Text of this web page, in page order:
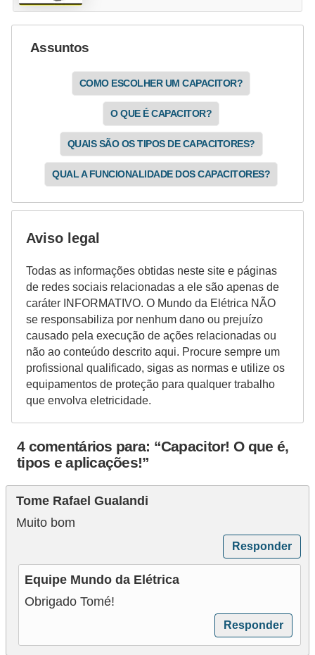
Assuntos
COMO ESCOLHER UM CAPACITOR?
O QUE É CAPACITOR?
QUAIS SÃO OS TIPOS DE CAPACITORES?
QUAL A FUNCIONALIDADE DOS CAPACITORES?
Aviso legal
Todas as informações obtidas neste site e páginas
de redes sociais relacionadas a ele são apenas de
caráter INFORMATIVO. O Mundo da Elétrica NÃO
se responsabiliza por nenhum dano ou prejuízo
causado pela execução de ações relacionadas ou
não ao conteúdo descrito aqui. Procure sempre um
profissional qualificado, sigas as normas e utilize os
equipamentos de proteção para qualquer trabalho
que envolva eletricidade.
4 comentários para: “Capacitor! O que é,
tipos e aplicações!”
Tome Rafael Gualandi
Muito bom
Responder
Equipe Mundo da Elétrica
Obrigado Tomé!
Responder